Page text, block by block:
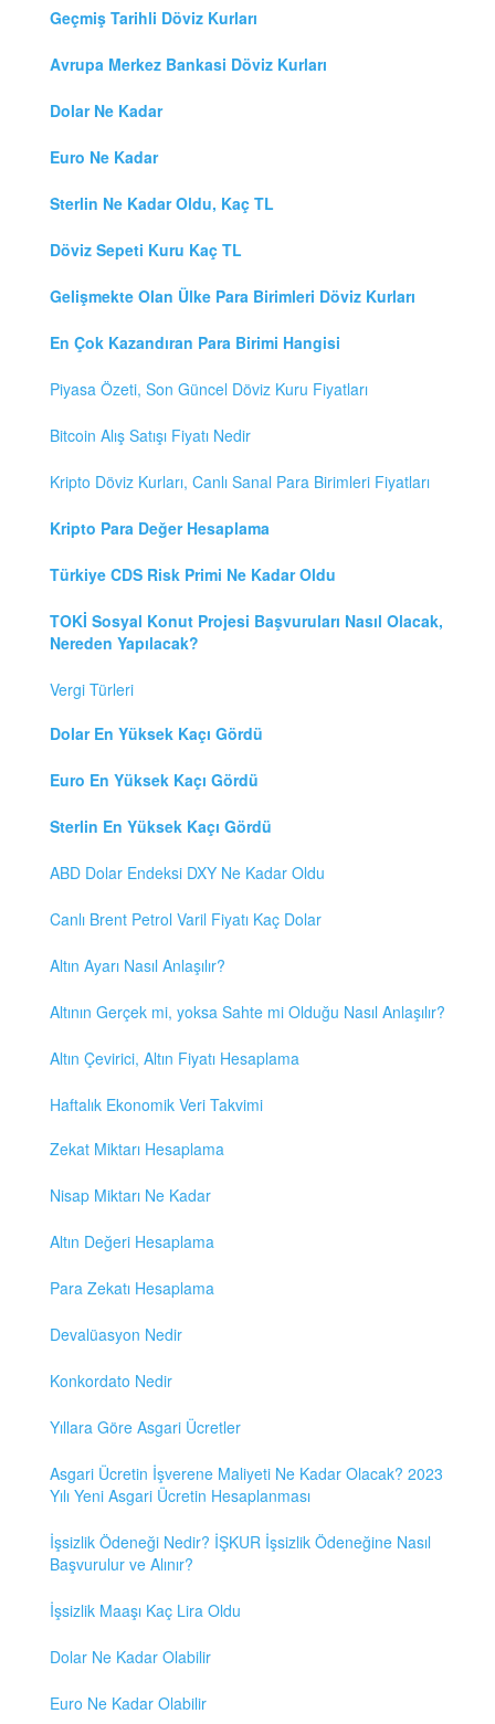
Geçmiş Tarihli Döviz Kurları
Avrupa Merkez Bankasi Döviz Kurları
Dolar Ne Kadar
Euro Ne Kadar
Sterlin Ne Kadar Oldu, Kaç TL
Döviz Sepeti Kuru Kaç TL
Gelişmekte Olan Ülke Para Birimleri Döviz Kurları
En Çok Kazandıran Para Birimi Hangisi
Piyasa Özeti, Son Güncel Döviz Kuru Fiyatları
Bitcoin Alış Satışı Fiyatı Nedir
Kripto Döviz Kurları, Canlı Sanal Para Birimleri Fiyatları
Kripto Para Değer Hesaplama
Türkiye CDS Risk Primi Ne Kadar Oldu
TOKİ Sosyal Konut Projesi Başvuruları Nasıl Olacak,
Nereden Yapılacak?
Vergi Türleri
Dolar En Yüksek Kaçı Gördü
Euro En Yüksek Kaçı Gördü
Sterlin En Yüksek Kaçı Gördü
ABD Dolar Endeksi DXY Ne Kadar Oldu
Canlı Brent Petrol Varil Fiyatı Kaç Dolar
Altın Ayarı Nasıl Anlaşılır?
Altının Gerçek mi, yoksa Sahte mi Olduğu Nasıl Anlaşılır?
Altın Çevirici, Altın Fiyatı Hesaplama
Haftalık Ekonomik Veri Takvimi
Zekat Miktarı Hesaplama
Nisap Miktarı Ne Kadar
Altın Değeri Hesaplama
Para Zekatı Hesaplama
Devalüasyon Nedir
Konkordato Nedir
Yıllara Göre Asgari Ücretler
Asgari Ücretin İşverene Maliyeti Ne Kadar Olacak? 2023
Yılı Yeni Asgari Ücretin Hesaplanması
İşsizlik Ödeneği Nedir? İŞKUR İşsizlik Ödeneğine Nasıl
Başvurulur ve Alınır?
İşsizlik Maaşı Kaç Lira Oldu
Dolar Ne Kadar Olabilir
Euro Ne Kadar Olabilir